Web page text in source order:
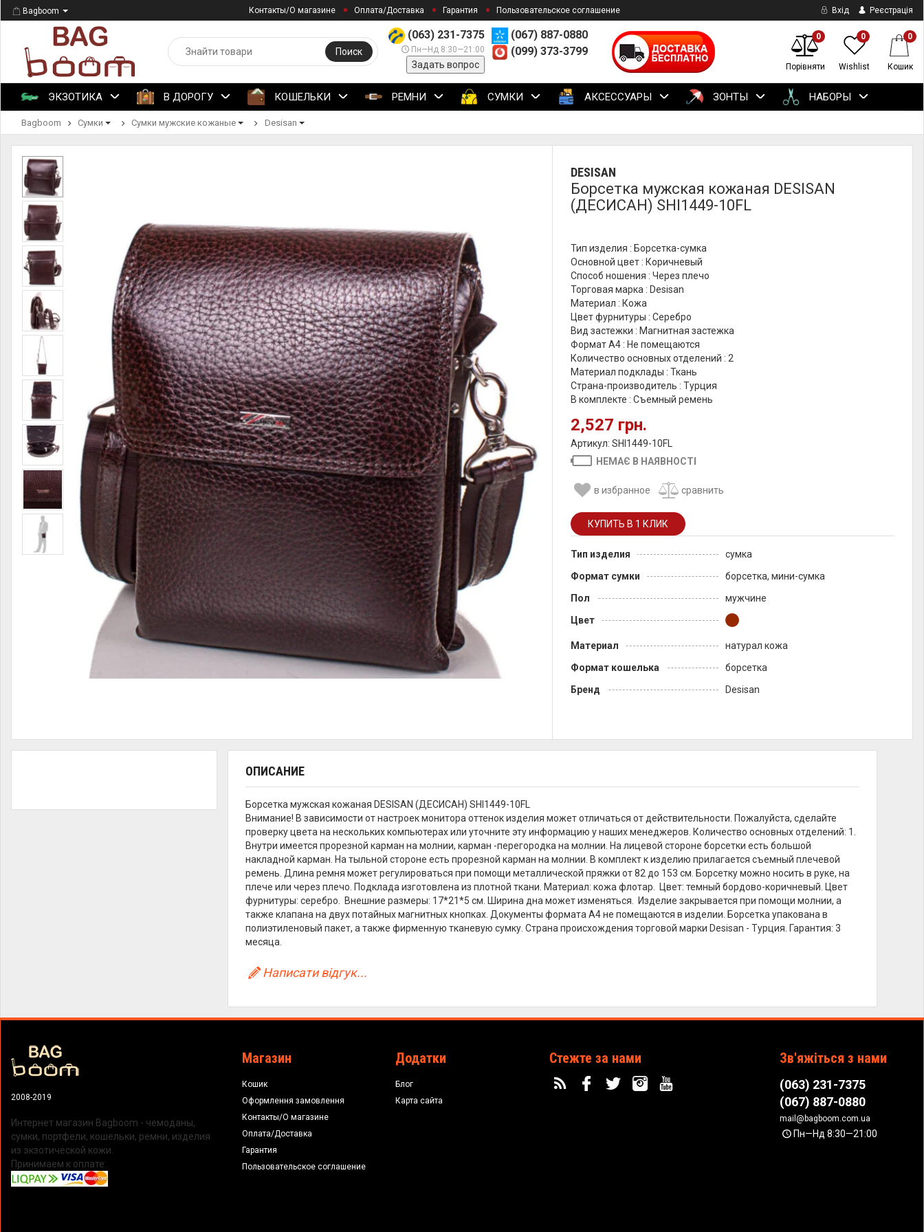
Bagboom Контакты/О магазине Оплата/Доставка Гарантия Пользовательское соглашение Вхід Реєстрація
(063) 231-7375
Пн—Нд 8:30—21:00
Задать вопрос
(067) 887-0880
(099) 373-3799
Поиск
0
Порівняти
0
Wishlist
0
Кошик
ЭКЗОТИКА В ДОРОГУ КОШЕЛЬКИ РЕМНИ СУМКИ АКСЕССУАРЫ ЗОНТЫ НАБОРЫ
Bagboom Сумки Сумки мужские кожаные Desisan
DESISAN
Борсетка мужская кожаная DESISAN
(ДЕСИСАН) SHI1449-10FL
Тип изделия : Борсетка-сумка
Основной цвет : Коричневый
Способ ношения : Через плечо
Торговая марка : Desisan
Материал : Кожа
Цвет фурнитуры : Серебро
Вид застежки : Магнитная застежка
Формат А4 : Не помещаются
Количество основных отделений : 2
Материал подклады : Ткань
Страна-производитель : Турция
В комплекте : Съемный ремень
2,527 грн.
Артикул: SHI1449-10FL
НЕМАЄ В НАЯВНОСТІ
в избранное сравнить
Тип изделия
сумка
Формат сумки
борсетка, мини-сумка
Пол
мужчине
Цвет
Материал
натурал кожа
Формат кошелька
борсетка
Бренд
Desisan
ОПИСАНИЕ
Борсетка мужская кожаная DESISAN (ДЕСИСАН) SHI1449-10FL
Внимание! В зависимости от настроек монитора оттенок изделия может отличаться от действительности. Пожалуйста, сделайте
проверку цвета на нескольких компьютерах или уточните эту информацию у наших менеджеров. Количество основных отделений: 1.
Внутри имеется прорезной карман на молнии, карман -перегородка на молнии. На лицевой стороне борсетки есть большой
накладной карман. На тыльной стороне есть прорезной карман на молнии. В комплект к изделию прилагается съемный плечевой
ремень. Длина ремня может регулироваться при помощи металлической пряжки от 82 до 153 см. Борсетку можно носить в руке, на
плече или через плечо. Подклада изготовлена из плотной ткани. Материал: кожа флотар. Цвет: темный бордово-коричневый. Цвет
фурнитуры: серебро. Внешние размеры: 17*21*5 см. Ширина дна может изменяться. Изделие закрывается при помощи молнии, а
также клапана на двух потайных магнитных кнопках. Документы формата А4 не помещаются в изделии. Борсетка упакована в
полиэтиленовый пакет, а также фирменную тканевую сумку. Страна происхождения торговой марки Desisan - Турция. Гарантия: 3
месяца.
Написати відгук...
2008-2019
Интернет магазин Bagboom - чемоданы,
сумки, портфели, кошельки, ремни, изделия
из экзотической кожи.
Принимаем к оплате:
Магазин
Кошик
Оформлення замовлення
Контакты/О магазине
Оплата/Доставка
Гарантия
Пользовательское соглашение
Додатки
Блог
Карта сайта
Стежте за нами Зв'яжіться з нами
(063) 231-7375
(067) 887-0880
mail@bagboom.com.ua
Пн—Нд 8:30—21:00